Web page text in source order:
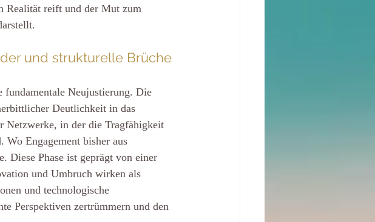
Realität reift und der Mut zum
und strukturelle Brüche
fundamentale Neujustierung. Die
Deutlichkeit in das
Netzwerke, in der die Tragfähigkeit
Engagement bisher aus
Diese Phase ist geprägt von einer
und Umbruch wirken als
und technologische
Perspektiven zertrümmern und den